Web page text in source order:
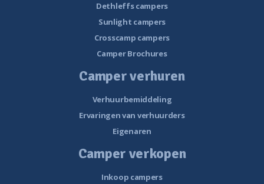
Dethleffs campers
Sunlight campers
Crosscamp campers
Camper Brochures
Camper verhuren
Verhuurbemiddeling
Ervaringen van verhuurders
Eigenaren
Camper verkopen
Inkoop campers